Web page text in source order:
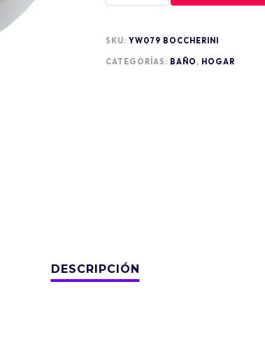
SKU: YW079 BOCCHERINI
CATEGORÍAS: BAÑO , HOGAR